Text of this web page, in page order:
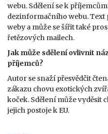
webu. Sdělení se k
dezinformačního webu.
weby a může se šířit také
řetězových mailech.
Jak může sdělení ovlivnit
příjemců?
Autor se snaží přesvědčit
zákazu chovu exotických
koček. Sdělení může vyděsit
jejich postoje k EU.